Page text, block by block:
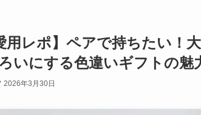
用レポ】ペアで持ちたい！
いにする色違いギフトの魅
2026年3月30日